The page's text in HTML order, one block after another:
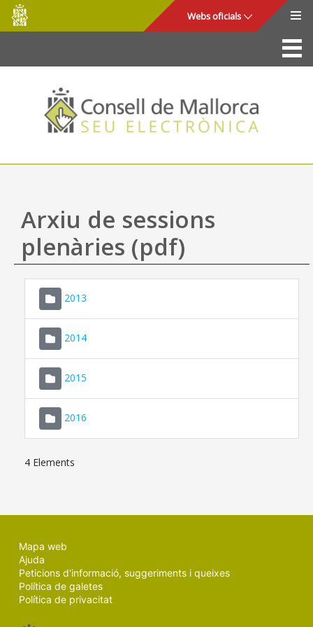
Salta al contingut principal
Consell
de
Mallorca
Webs oficials
La Seu
Consell de Mallorca
Accés i seguretat
Utilitats
Ajuda
Arxiu de sessions
plenàries (pdf)
2013
2014
2015
2016
4 Elements
Mapa web
Ajuda
Peticions d'informació, suggeriments i queixes
Política de galetes
Política de privacitat